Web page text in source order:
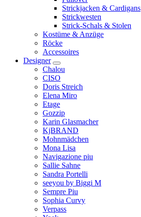
Strickjacken & Cardigans
Strickwesten
Strick-Schals & Stolen
Kostüme & Anzüge
Röcke
Accessoires
Designer
Chalou
CISO
Doris Streich
Elena Miro
Etage
Gozzip
Karin Glasmacher
KjBRAND
Mohnmädchen
Mona Lisa
Navigazione piu
Sallie Sahne
Sandra Portelli
seeyou by Biggi M
Sempre Piu
Sophia Curvy
Verpass